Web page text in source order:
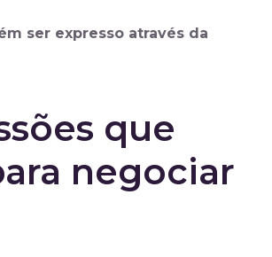
ser expresso através da
que
negociar